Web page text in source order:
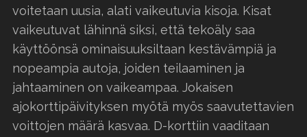
voitetaan uusia, alati vaikeutuvia kisoja. Kisat
vaikeutuvat lähinnä siksi, että tekoäly saa
käyttöönsä ominaisuuksiltaan kestävämpiä ja
nopeampia autoja, joiden teilaaminen ja
jahtaaminen on vaikeampaa. Jokaisen
ajokorttipäivityksen myötä myös saavutettavien
voittojen määrä kasvaa. D-korttiin vaaditaan